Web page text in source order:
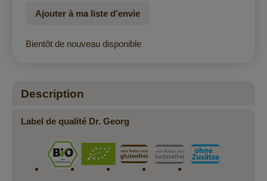
Ajouter à ma liste d’envie
Bientôt de nouveau disponible
Description
Label de qualité Dr. Georg